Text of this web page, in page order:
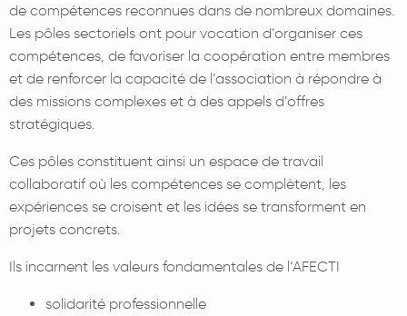
de compétences reconnues dans de nombreux domaines.
Les pôles sectoriels ont pour vocation d’organiser ces
compétences, de favoriser la coopération entre membres
et de renforcer la capacité de l’association à répondre à
des missions complexes et à des appels d’offres
stratégiques.
Ces pôles constituent ainsi un espace de travail
collaboratif où les compétences se complètent, les
expériences se croisent et les idées se transforment en
projets concrets.
Ils incarnent les valeurs fondamentales de l’AFECTI
solidarité professionnelle